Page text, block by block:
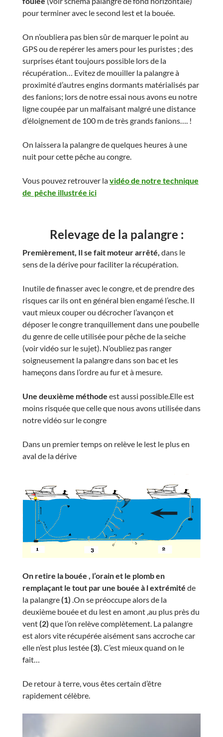
pour terminer avec le second lest et la bouée.
On n’oubliera pas bien sûr de marquer le point au
GPS ou de repérer les amers pour les puristes ; des
surprises étant toujours possible lors de la
récupération… Evitez de mouiller la palangre à
proximité d’autres engins dormants matérialisés par
des fanions; lors de notre essai nous avons eu notre
ligne coupée par un malfaisant malgré une distance
d’éloignement de 100 m de très grands fanions…. !
On laissera la palangre de quelques heures à une
nuit pour cette pêche au congre.
Vous pouvez retrouver lavidéo de notre technique
de pêche illustrée ici
Relevage de la palangre :
Premièrement, Il se fait moteur arrêté, dans le
sens de la dérive pour faciliter la récupération.
Inutile de finasser avec le congre, et de prendre des
risques car ils ont en général bien engamé l’esche. Il
vaut mieux couper ou décrocher l’avançon et
déposer le congre tranquillement dans une poubelle
du genre de celle utilisée pour pêche de la seiche
(voir vidéo sur le sujet). N’oubliez pas ranger
soigneusement la palangre dans son bac et les
hameçons dans l’ordre au fur et à mesure.
Une deuxième méthode est aussi possible.Elle est
moins risquée que celle que nous avons utilisée dans
notre vidéo sur le congre
Dans un premier temps on relève le lest le plus en
aval de la dérive
On retire la bouée , l’orain et le plomb en
remplaçant le tout par une bouée à l extrémité de
la palangre(1) .On se préoccupe alors de la
deuxième bouée et du lest en amont ,au plus près du
vent(2) que l’on relève complètement. La palangre
est alors vite récupérée aisément sans accroche car
elle n’est plus lestée(3). C’est mieux quand on le
fait…
De retour à terre, vous êtes certain d’être
rapidement célèbre.